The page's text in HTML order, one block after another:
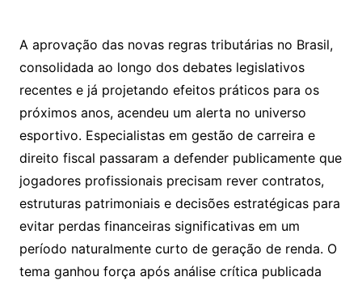
A aprovação das novas regras tributárias no Brasil,
consolidada ao longo dos debates legislativos
recentes e já projetando efeitos práticos para os
próximos anos, acendeu um alerta no universo
esportivo. Especialistas em gestão de carreira e
direito fiscal passaram a defender publicamente que
jogadores profissionais precisam rever contratos,
estruturas patrimoniais e decisões estratégicas para
evitar perdas financeiras significativas em um
período naturalmente curto de geração de renda. O
tema ganhou força após análise crítica publicada